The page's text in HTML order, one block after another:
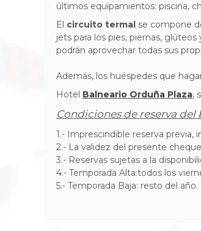
últimos equipamientos: piscina,
El circuito termal se compone
jets para los pies, piernas,
podrán aprovechar todas sus
Además, los huéspedes que
Hotel Balneario Orduña Plaza,
Condiciones de reserva del
1.- Imprescindible reserva
2.- La validez del presente
3.- Reservas sujetas a la
4.- Temporada Alta:todos los
5.- Temporada Baja: resto del año.